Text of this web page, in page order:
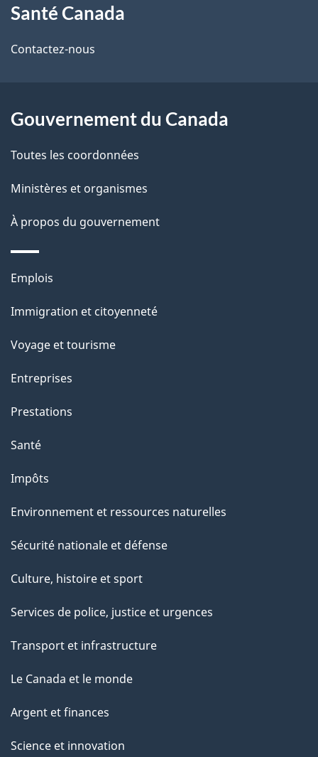
i
l
d
e
p
a
propos
de
site
Santé Canada
Contactez-nous
Gouvernement du Canada
Toutes les coordonnées
Ministères et organismes
À propos du gouvernement
Thèmes
sujets
Emplois
Immigration et citoyenneté
Voyage et tourisme
Entreprises
Prestations
Santé
Impôts
Environnement et ressources naturelles
Sécurité nationale et défense
Culture, histoire et sport
Services de police, justice et urgences
Transport et infrastructure
Le Canada et le monde
Argent et finances
Science et innovation